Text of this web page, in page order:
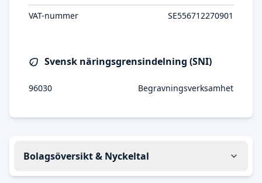
VAT-nummer
SE556712270901
Svensk näringsgrensindelning (SNI)
96030 Begravningsverksamhet
Bolagsöversikt & Nyckeltal